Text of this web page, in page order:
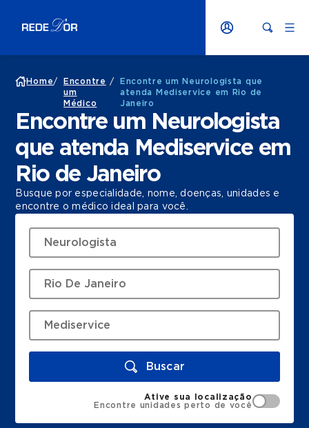
Home/
Encontre
um
Médico
/
Encontre um Neurologista que
atenda Mediservice em Rio de
Janeiro
Encontre um Neurologista
que atenda Mediservice em
Rio de Janeiro
Busque por especialidade, nome, doenças, unidades e
encontre o médico ideal para você.
Buscar
Ative sua localização
Encontre unidades perto de você